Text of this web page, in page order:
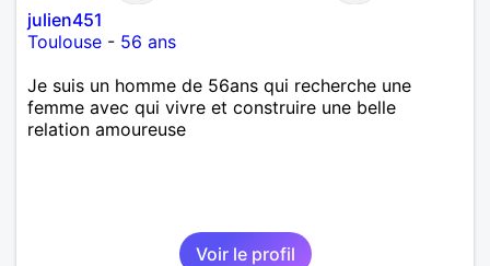
julien451
Toulouse - 56 ans
Je suis un homme de 56ans qui recherche une
femme avec qui vivre et construire une belle
relation amoureuse
Voir le profil